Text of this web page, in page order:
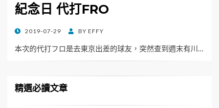
紀念日 代打FRO
POSTED
2019-07-29 BY EFFY
本次的代打フロ是去東京出差的球友，突然查到週末有川…
精選必讀文章